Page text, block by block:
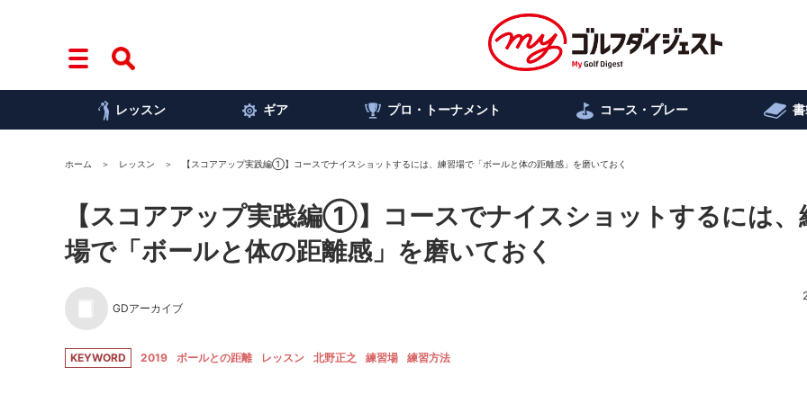
レッスン ギア プロ・トーナメント コース・プレー
ホーム レッスン 【スコアアップ実践編①】コースでナイスショットするには、練習場で「ボールと体の距離感」を磨いておく
【スコアアップ実践編①】コースでナイスショットするには、
場で「ボールと体の距離感」を磨いておく
GDアーカイブ
KEYWORD 2019 ボールとの距離 レッスン 北野正之 練習場 練習方法